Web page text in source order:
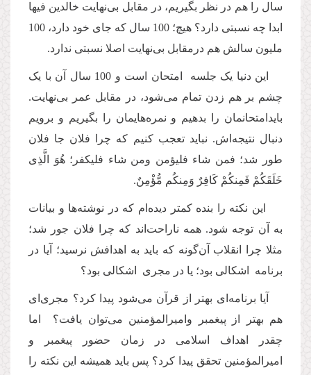
سال را هم در نظر بگیریم، در مقابل بی‌نهایت خالدین فیها
ابدا چه نسبتی دارد؟ هیچ؛ 100 سال که جای خود دارد، 100
ملیون سالش هم درمقابل بی‌نهایت اصلا نسبتی ندارد.
این دنیا یک جلسه امتحان است و 100 سال آن با یک
چشم بر هم زدن تمام می‌شود، در مقابل عمر بی‌نهایت.
باید‌امتحانمان را بدهیم و نمره‌هایمان را بگیریم و برویم
دنبال نتیجه‌اش. نباید تعجب کنیم که چرا فلان جا فلان
طور شد؛ فمن شاء فلیؤمن ومن شاء فلیکفر؛ هُوَ الَّذِی
خَلَقَكُمْ فَمِنكُمْ كَافِرٌ وَمِنكُم مُّؤْمِنٌ.
این نکته را بنده کمتر دیده‌ام که در نوشته‌ها و بیانات
به آن توجه شود. همه ناراحت‌اند که چرا فلان جور شد؛
مثلا چرا انقلاب آن‌گونه که باید به اهدافش نرسید؛ آیا در
برنامه ‌ اشکالی بود؛ یا در مجری‌ اشکالی بود؟
آیا برنامه‌ای بهتر از قرآن می‌شود پیدا کرد؟ مجری‌ای
هم بهتر از پیغمبر و‌امیرالمؤمنین می‌توان یافت؟ ‌ اما
چقدر اهداف اسلامی در زمان حضور پیغمبر و
‌امیرالمؤمنین تحقق پیدا کرد؟ پس باید همیشه این نکته را